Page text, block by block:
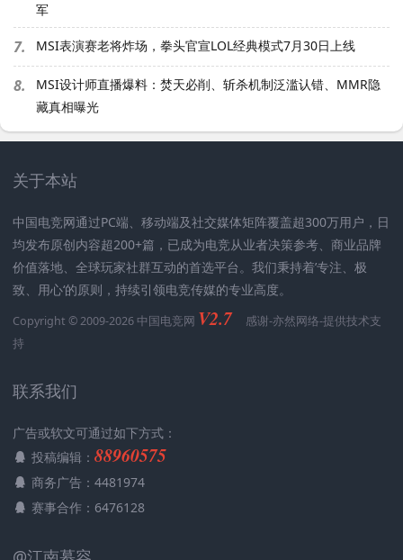
军
7. MSI表演赛老将炸场，拳头官宣LOL经典模式7月30日上线
8.
MSI设计师直播爆料：焚天必削、斩杀机制泛滥认错、MMR隐
藏真相曝光
关于本站
中国电竞网通过PC端、移动端及社交媒体矩阵覆盖超300万用户，日
均发布原创内容超200+篇，已成为电竞从业者决策参考、商业品牌
价值落地、全球玩家社群互动的首选平台。我们秉持着’专注、极
致、用心‘的原则，持续引领电竞传媒的专业高度。
Copyright © 2009-2026 中国电竞网 V2.7 感谢-亦然网络-提供技术支
持
联系我们
广告或软文可通过如下方式：
投稿编辑： 88960575
商务广告：4481974
赛事合作：6476128